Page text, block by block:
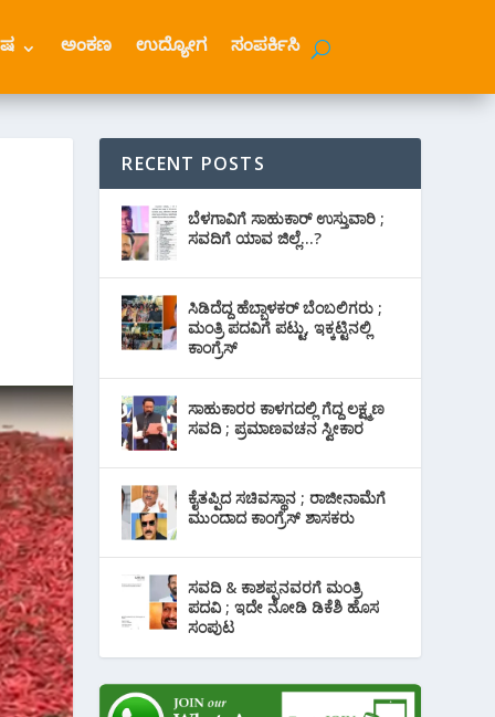
ಅಂಕಣ ಉದ್ಯೋಗ ಸಂಪರ್ಕಿಸಿ
RECENT POSTS
ಬೆಳಗಾವಿಗೆ ಸಾಹುಕಾರ್ ಉಸ್ತುವಾರಿ ;
ಸವದಿಗೆ ಯಾವ ಜಿಲ್ಲೆ…?
ಸಿಡಿದೆದ್ದ ಹೆಬ್ಬಾಳಕರ್ ಬೆಂಬಲಿಗರು ;
ಮಂತ್ರಿ ಪದವಿಗೆ ‌ಪಟ್ಟು, ಇಕ್ಕಟ್ಟಿನಲ್ಲಿ
ಕಾಂಗ್ರೆಸ್
ಸಾಹುಕಾರರ ಕಾಳಗದಲ್ಲಿ ಗೆದ್ದ ಲಕ್ಷ್ಮಣ
ಸವದಿ ; ಪ್ರಮಾಣವಚನ ಸ್ವೀಕಾರ
ಕೈತಪ್ಪಿದ ಸಚಿವಸ್ಥಾನ ; ರಾಜೀನಾಮೆಗೆ
ಮುಂದಾದ ಕಾಂಗ್ರೆಸ್ ‌ಶಾಸಕರು
ಸವದಿ & ಕಾಶಪ್ಪನವರಗೆ ಮಂತ್ರಿ
ಪದವಿ ; ಇದೇ ನೋಡಿ‌ ಡಿಕೆಶಿ ಹೊಸ
ಸಂಪುಟ